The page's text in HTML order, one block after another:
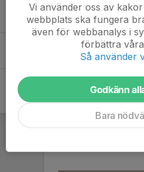
Robin Nilsson
Vi använder oss av
webbplats ska fungera
även för webbanalys i
förbättra
Så använder
Godkänn
Bara